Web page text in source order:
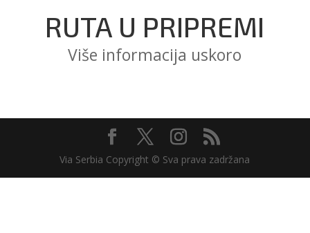
RUTA U PRIPREMI
Više informacija uskoro
Via Serbia Copyright © Sva prava zadržana